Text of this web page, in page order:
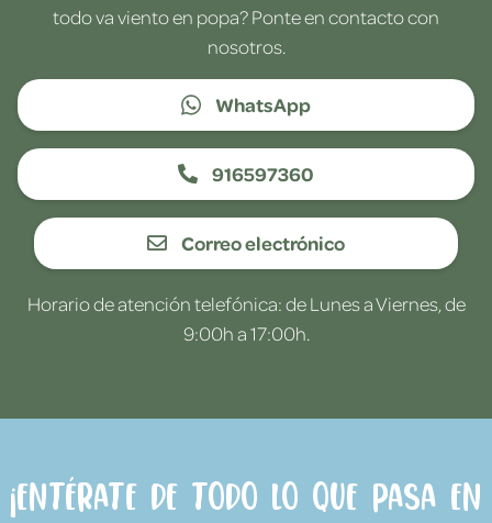
todo va viento en popa? Ponte en contacto con
nosotros.
WhatsApp
916597360
Correo electrónico
Horario de atención telefónica: de Lunes a Viernes, de
9:00h a 17:00h.
¡Entérate de todo lo que pasa en